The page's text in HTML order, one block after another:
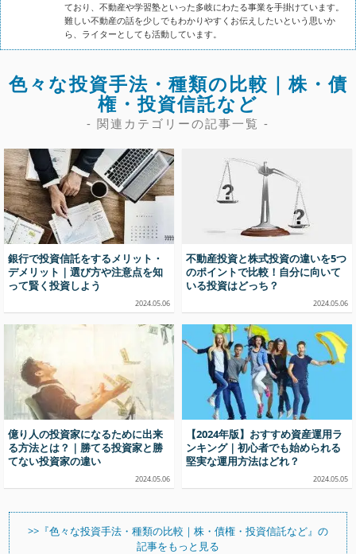
ており、不動産や学習塾といった多岐にわたる事業を手掛けています。
難しい不動産の話を少しでもわかりやすくお伝えしたいという思いか
ら、ライターとしても活動しています。
色々な投資手法・種類の比較｜株・債
権・投資信託など
- 関連カテゴリーの記事一覧 -
銀行で投資信託をするメリット・
デメリット｜選び方や注意点を知
って賢く投資しよう
2024.05.06
不動産投資と株式投資の違いを5つ
のポイントで比較！自分に向いて
いる投資はどっち？
2024.05.06
億り人の投資家になるために出来
る方法とは？｜勝てる投資家と勝
てない投資家の違い
2024.05.06
【2024年版】おすすめ資産運用ラ
ンキング｜初心者でも始められる
堅実な運用方法はどれ？
2024.05.05
>>『色々な投資手法・種類の比較｜株・債権・投資信託など』の
記事をもっと見る